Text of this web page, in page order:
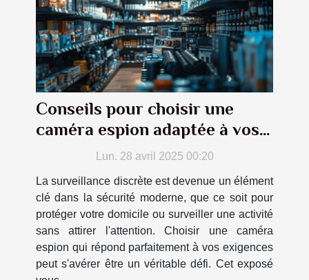
Conseils pour choisir une
caméra espion adaptée à vos
besoins de surveillance
Lun. 28 avril 2025 00:20
La surveillance discrète est devenue un élément
clé dans la sécurité moderne, que ce soit pour
protéger votre domicile ou surveiller une activité
sans attirer l'attention. Choisir une caméra
espion qui répond parfaitement à vos exigences
peut s'avérer être un véritable défi. Cet exposé